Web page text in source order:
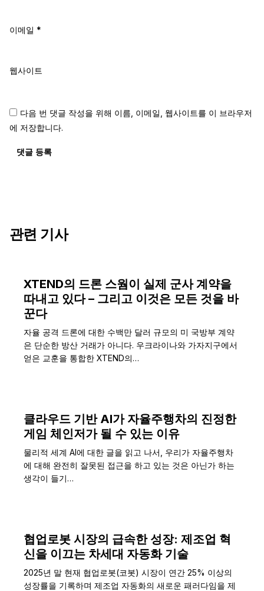
이메일 *
웹사이트
다음 번 댓글 작성을 위해 이름, 이메일, 웹사이트를 이 브라우저
에 저장합니다.
댓글 등록
관련 기사
XTEND의 드론 스웜이 실제 군사 계약을
따내고 있다 – 그리고 이것은 모든 것을 바
꾼다
자율 공격 드론에 대한 수백만 달러 규모의 미 국방부 계약
은 단순한 방산 거래가 아니다. 우크라이나와 가자지구에서
얻은 교훈을 통합한 XTEND의…
클라우드 기반 AI가 자율주행차의 진정한
게임 체인저가 될 수 있는 이유
물리적 세계 AI에 대한 글을 읽고 나서, 우리가 자율주행차
에 대해 완전히 잘못된 접근을 하고 있는 것은 아닌가 하는
생각이 들기…
협업로봇 시장의 급속한 성장: 제조업 혁
신을 이끄는 차세대 자동화 기술
2025년 말 현재 협업로봇(코봇) 시장이 연간 25% 이상의
성장률을 기록하며 제조업 자동화의 새로운 패러다임을 제